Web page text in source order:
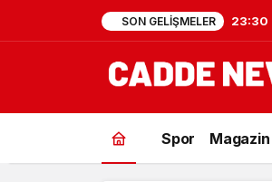
SON GELIŞMELER 23:30
Spor Magazin